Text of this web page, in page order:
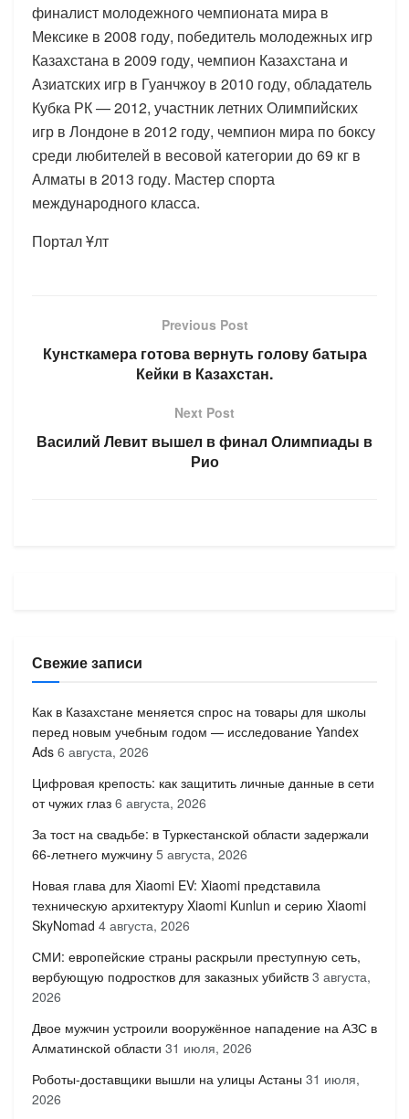
финалист молодежного чемпионата мира в
Мексике в 2008 году, победитель молодежных игр
Казахстана в 2009 году, чемпион Казахстана и
Азиатских игр в Гуанчжоу в 2010 году, обладатель
Кубка РК — 2012, участник летних Олимпийских
игр в Лондоне в 2012 году, чемпион мира по боксу
среди любителей в весовой категории до 69 кг в
Алматы в 2013 году. Мастер спорта
международного класса.
Портал Ұлт
Previous Post
Кунсткамера готова вернуть голову батыра
Кейки в Казахстан.
Next Post
Василий Левит вышел в финал Олимпиады в
Рио
Свежие записи
Как в Казахстане меняется спрос на товары для школы
перед новым учебным годом — исследование Yandex
Ads 6 августа, 2026
Цифровая крепость: как защитить личные данные в сети
от чужих глаз 6 августа, 2026
За тост на свадьбе: в Туркестанской области задержали
66-летнего мужчину 5 августа, 2026
Новая глава для Xiaomi EV: Xiaomi представила
техническую архитектуру Xiaomi Kunlun и серию Xiaomi
SkyNomad 4 августа, 2026
СМИ: европейские страны раскрыли преступную сеть,
вербующую подростков для заказных убийств 3 августа,
2026
Двое мужчин устроили вооружённое нападение на АЗС в
Алматинской области 31 июля, 2026
Роботы-доставщики вышли на улицы Астаны 31 июля,
2026